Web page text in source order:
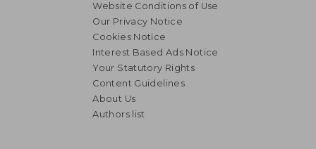
Website Conditions of Use
Our Privacy Notice
Cookies Notice
Interest Based Ads Notice
Your Statutory Rights
Content Guidelines
About Us
Authors list